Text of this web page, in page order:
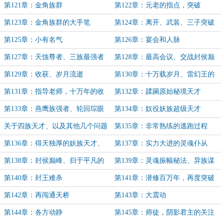
王
第121章：金角族群 第122章：元老的指点，突破
第123章：金角族群的大手笔 第124章：离开、武装、三子突破
第125章：小有名气 第126章：宴会和人脉
第127章：天蚀尊者、三族最强者 第128章：最高会议、交战封侯巅
峰幻术师
第129章：收获、岁月流逝 第130章：十万载岁月、雷幻王的
惊叹和尴尬
第131章：指导老师，十万年的收
获
第132章：蹂躏原始秘境天才
第133章：燕鹰族强者、轮回琮眼
蛇
第134章：奴役妖族超级天才
关于四族天才、以及其他几个问题
（必读！！）
第135章：非常熟练的逃跑过程
第136章：得天独厚的妖族天才、
血洛晶的消息
第137章：实力大进的灵魂仆从
第138章：封侯巅峰、归于平凡的
陆青山
第139章：灵魂振幅秘法、异族谋
划
第140章：封王难杀 第141章：潜修百万年，再度突破
第142章：再闯通天桥 第143章：大震动
第144章：各方动静 第145章：师徒，阴影君主的关注